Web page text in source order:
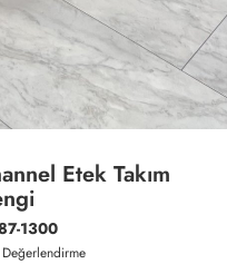
Etek Takım
1300
Değerlendirme